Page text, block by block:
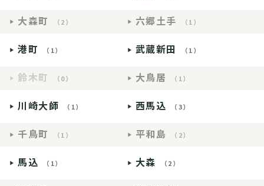
大森町 （2） 六郷土手 （1）
港町 （1） 武蔵新田 （1）
鈴木町 （0） 大鳥居 （1）
川崎大師 （1） 西馬込 （3）
千鳥町 （1） 平和島 （2）
馬込 （1） 大森 （2）